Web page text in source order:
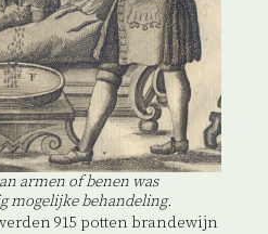
armen of benen was
mogelijke behandeling.
915 potten brandewijn